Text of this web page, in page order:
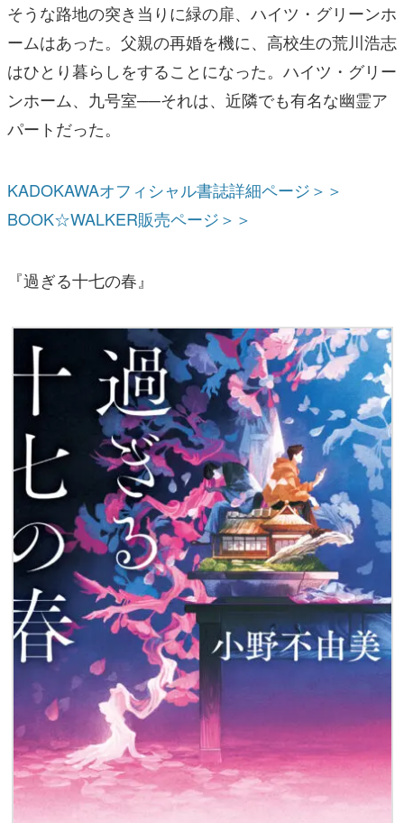
そうな路地の突き当りに緑の扉、ハイツ・グリーンホ
ームはあった。父親の再婚を機に、高校生の荒川浩志
はひとり暮らしをすることになった。ハイツ・グリー
ンホーム、九号室──それは、近隣でも有名な幽霊ア
パートだった。
KADOKAWAオフィシャル書誌詳細ページ＞＞
BOOK☆WALKER販売ページ＞＞
『過ぎる十七の春』